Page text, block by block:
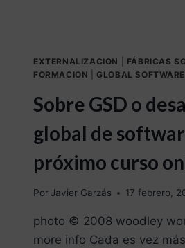
EXTERNALIZACION FÁBRICAS
FORMACION
GLOBAL
Sobre GSD o
global de
próximo curso
Por Javier Garzás 17 febrero,
photo © 2008 woodley
more info Cada es vez